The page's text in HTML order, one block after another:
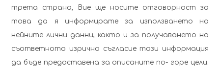
трета страна, Вие ще носите отговорност за
това да я информирате за използването на
нейните лични данни, както и за получаването на
съответното изрично съгласие тази информация
да бъде предоставена за описаните по- горе цели.